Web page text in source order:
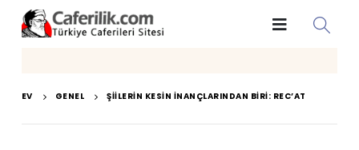
EV GENEL ŞIILERIN KESIN İNANÇLARINDAN BIRI: REC’AT